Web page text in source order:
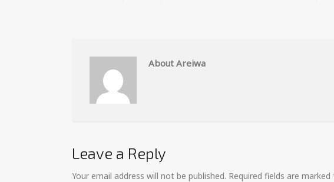
About Areiwa
Leave a Reply
Your email address will not be published. Required fields are marked